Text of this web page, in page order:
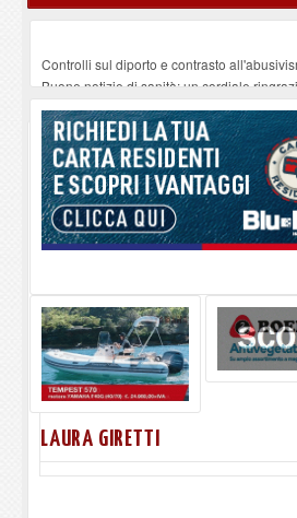
Controlli sul diporto e contrasto
Buone notizie di sanità: un cordiale
Altiero Spinelli e Ursula Hirschmann
Capoliveri, potenziata la pulizia dei bordi
Marina di Campo tra i porti interessati dal
LAURA GIRETTI